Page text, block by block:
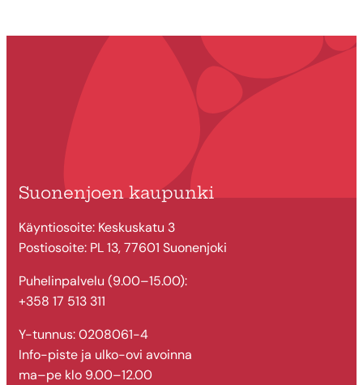
Suonenjoen kaupunki
Käyntiosoite: Keskuskatu 3
Postiosoite: PL 13, 77601 Suonenjoki
Puhelinpalvelu (9.00–15.00):
+358 17 513 311
Y-tunnus: 0208061-4
Info-piste ja ulko-ovi avoinna
ma–pe klo 9.00–12.00